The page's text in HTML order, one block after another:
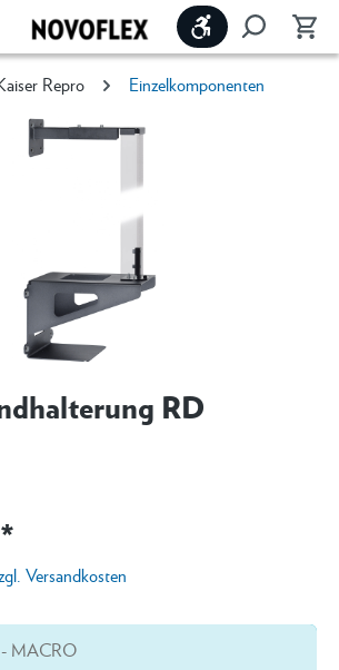
Werkzeugleiste
Repro Einzelkomponenten
RD
Versandkosten
MACRO